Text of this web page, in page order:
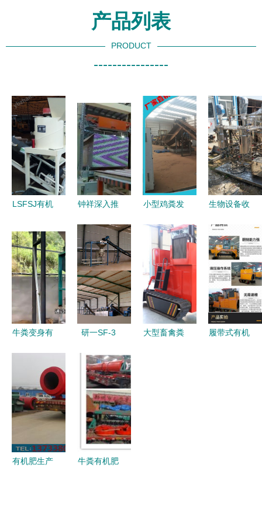
产品列表
PRODUCT
----------------
LSFSJ有机
式粉碎机
有机肥设备
中的高效翻
堆利器
钟祥深入推
构性改革
引领磷化产
业向绿色肥
业转型升级
小型鸡粪发
高效有机肥
生产的得力
助手
生物设备收
机肥领域的
市场分析与
估值要素
牛粪变身有
本发酵生产
线配置指南
研一SF-3
线 高效节
能的翻堆机
助力绿色农
业
大型畜禽粪
履带式有机
有机肥生产
牛粪有机肥